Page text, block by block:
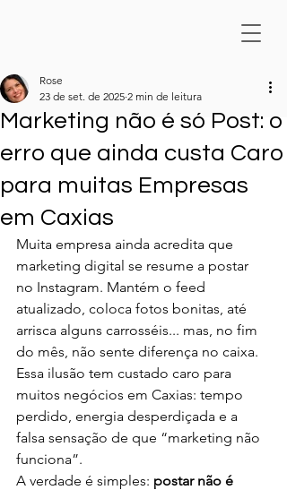
Marketing não é só Post: o
erro que ainda custa Caro
para muitas Empresas
em Caxias
Rose
23 de set. de 2025 2 min de leitura
Muita empresa ainda acredita que
marketing digital se resume a postar
no Instagram. Mantém o feed
atualizado, coloca fotos bonitas, até
arrisca alguns carrosséis... mas, no fim
do mês, não sente diferença no caixa.
Essa ilusão tem custado caro para
muitos negócios em Caxias: tempo
perdido, energia desperdiçada e a
falsa sensação de que “marketing não
funciona”.
A verdade é simples: postar não é